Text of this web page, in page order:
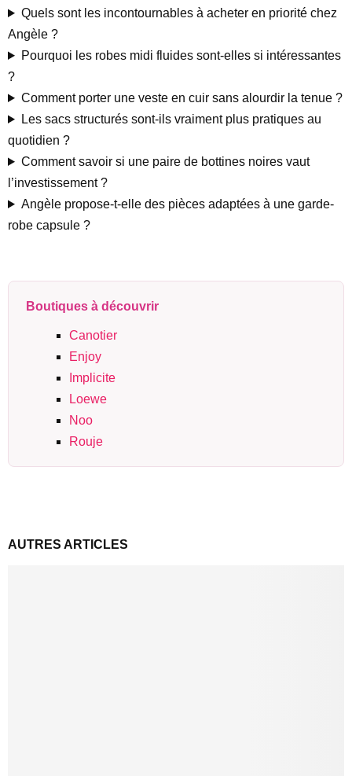
Quels sont les incontournables à acheter en priorité chez
Angèle ?
Pourquoi les robes midi fluides sont-elles si intéressantes
?
Comment porter une veste en cuir sans alourdir la tenue ?
Les sacs structurés sont-ils vraiment plus pratiques au
quotidien ?
Comment savoir si une paire de bottines noires vaut
l’investissement ?
Angèle propose-t-elle des pièces adaptées à une garde-
robe capsule ?
Boutiques à découvrir
Canotier
Enjoy
Implicite
Loewe
Noo
Rouje
AUTRES ARTICLES